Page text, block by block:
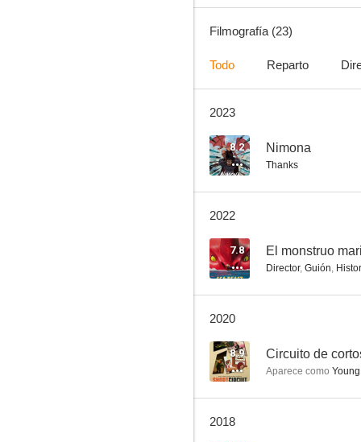
Filmografía (23)
Todo Reparto
2023
8.2 Nimona
Thanks
2022
7.8 El monstruo
Director, Guión,
2020
8.9 Circuito de
Aparece como
2018